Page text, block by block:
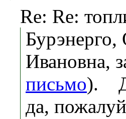
Re: Re:
Ивановна,
письмо).
да,